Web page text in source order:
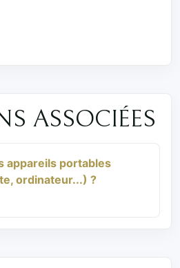
ASSOCIÉES
appareils portables
ordinateur...) ?